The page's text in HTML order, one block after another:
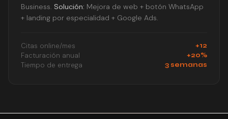
Business. Solución: Mejora de web + botón WhatsApp
+ landing por especialidad + Google Ads.
Citas online/mes +12
Facturación anual +20%
Tiempo de entrega 3 semanas